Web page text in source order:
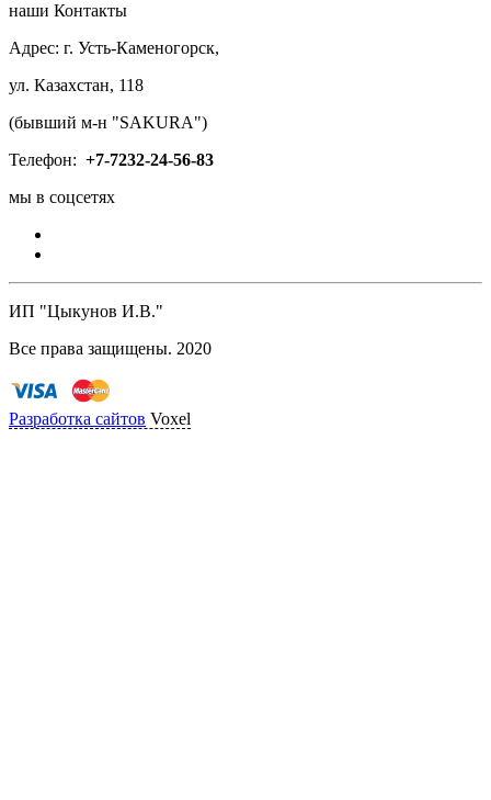
наши Контакты
Адрес: г. Усть-Каменогорск,
ул. Казахстан, 118
(бывший м-н "SAKURA")
Телефон: +7-7232-24-56-83
мы в соцсетях
ИП "Цыкунов И.В."
Все права защищены. 2020
Разработка сайтов Voxel